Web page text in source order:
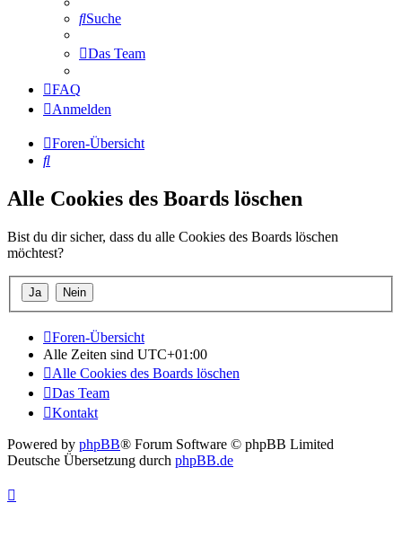
Suche
Das Team
FAQ
Anmelden
Foren-Übersicht
Suche
Alle Cookies des Boards löschen
Bist du dir sicher, dass du alle Cookies des Boards löschen
möchtest?
Foren-Übersicht
Alle Zeiten sind UTC+01:00
Alle Cookies des Boards löschen
Das Team
Kontakt
Powered by phpBB® Forum Software © phpBB Limited
Deutsche Übersetzung durch phpBB.de